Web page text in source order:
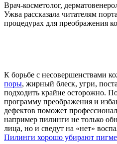
Врач-косметолог,
Ужва рассказала читателям
процедурах для преображения
К борьбе с несовершенствами
поры, жирный блеск, угри,
подходить крайне осторожно.
программу преображения и
дефектов поможет
например пилинги не только
лица, но и сведут на «нет»
Пилинги хорошо убирают